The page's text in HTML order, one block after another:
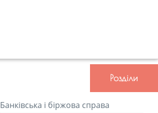
Розділи
Банківська і біржова справа